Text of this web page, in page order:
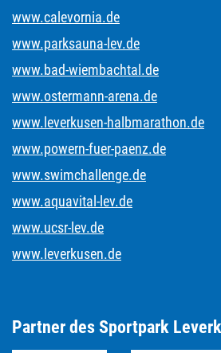
www.calevornia.de
www.parksauna-lev.de
www.bad-wiembachtal.de
www.ostermann-arena.de
www.leverkusen-halbmarathon.de
www.powern-fuer-paenz.de
www.swimchallenge.de
www.aquavital-lev.de
www.ucsr-lev.de
www.leverkusen.de
Partner des Sportpark